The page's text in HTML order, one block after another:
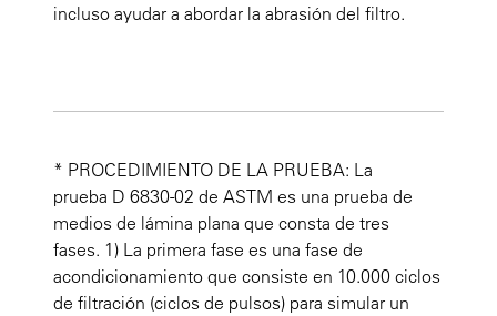
incluso ayudar a abordar la abrasión del filtro.
* PROCEDIMIENTO DE LA PRUEBA: La
prueba D 6830-02 de ASTM es una prueba de
medios de lámina plana que consta de tres
fases. 1) La primera fase es una fase de
acondicionamiento que consiste en 10.000 ciclos
de filtración (ciclos de pulsos) para simular un